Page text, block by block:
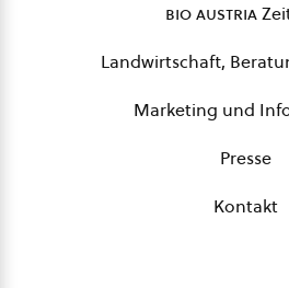
bio austria
Landwirtschaft,
Marketing und
Presse
Kontakt